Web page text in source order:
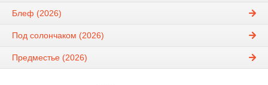
Блеф (2026)
Под солончаком (2026)
Предместье (2026)